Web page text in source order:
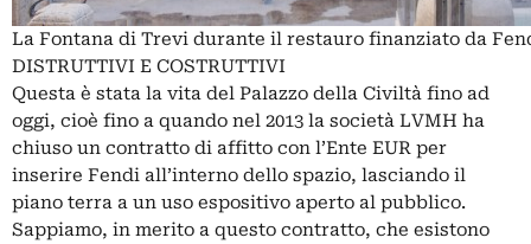
La Fontana di Trevi durante il restauro finanziato da
DISTRUTTIVI E COSTRUTTIVI
Questa è stata la vita del Palazzo della Civiltà fino ad
oggi, cioè fino a quando nel 2013 la società LVMH ha
chiuso un contratto di affitto con l’Ente EUR per
inserire Fendi all’interno dello spazio, lasciando il
piano terra a un uso espositivo aperto al pubblico.
Sappiamo, in merito a questo contratto, che esistono